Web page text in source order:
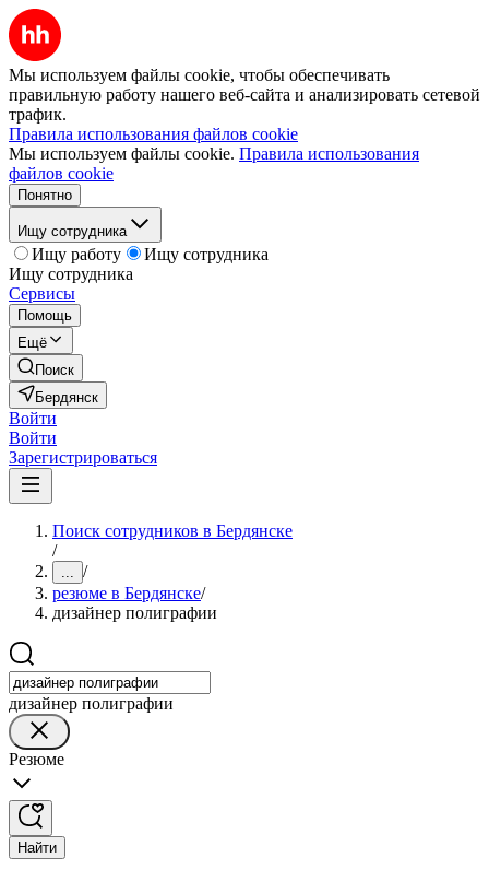
Мы используем файлы cookie, чтобы обеспечивать
правильную работу нашего веб-сайта и анализировать сетевой
трафик.
Правила использования файлов cookie
Мы используем файлы cookie. Правила использования
файлов cookie
Понятно
Ищу сотрудника
Ищу работу
Ищу сотрудника
Ищу сотрудника
Сервисы
Помощь
Ещё
Поиск
Бердянск
Войти
Войти
Зарегистрироваться
Поиск сотрудников в Бердянске
/
... /
резюме в Бердянске/
дизайнер полиграфии
дизайнер полиграфии
Резюме
Найти